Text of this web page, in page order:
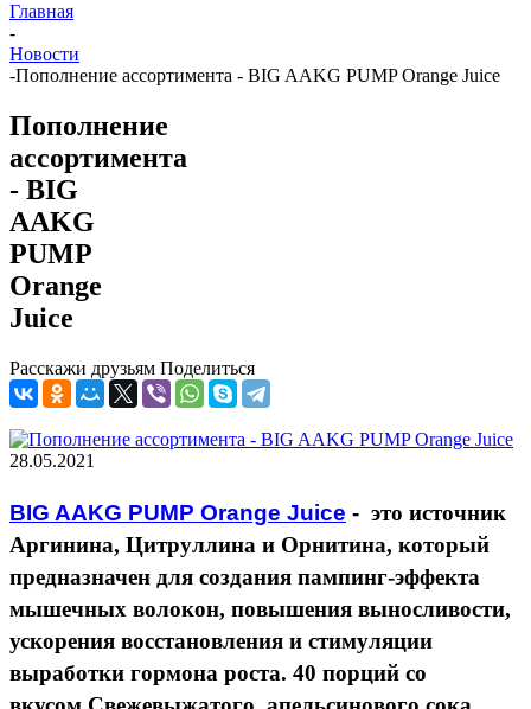
Главная
-
Новости
-Пополнение ассортимента - BIG AAKG PUMP Orange Juice
Пополнение
ассортимента
- BIG
AAKG
PUMP
Orange
Juice
Расскажи друзьям Поделиться
28.05.2021
BIG AAKG PUMP Orange Juice - это источник
Аргинина, Цитруллина и Орнитина, который
предназначен для создания пампинг-эффекта
мышечных волокон, повышения выносливости,
ускорения восстановления и стимуляции
выработки гормона роста. 40 порций со